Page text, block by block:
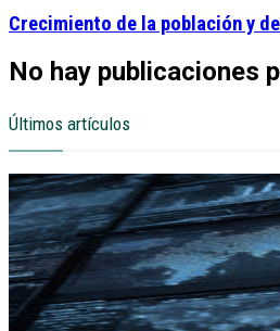
Crecimiento de la población y
No hay publicaciones
Últimos artículos